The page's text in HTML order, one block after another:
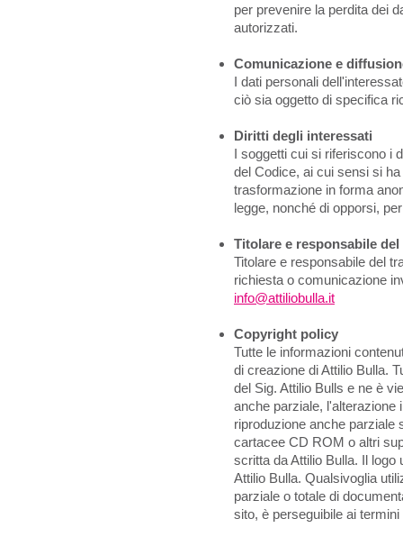
per prevenire la perdita dei
autorizzati.
Comunicazione e
I dati personali
ciò sia oggetto di specifica
Diritti degli interessati
I soggetti cui si riferiscono i
del Codice, ai cui sensi si
trasformazione in forma
legge, nonché di opporsi,
Titolare e responsabile
Titolare e responsabile del
richiesta o comunicazione
info@attiliobulla.it
Copyright policy
Tutte le informazioni
di creazione di Attilio Bulla.
del Sig. Attilio Bulls e ne è
anche parziale, l'alterazione
riproduzione anche parziale
cartacee CD ROM o altri
scritta da Attilio Bulla. Il
Attilio Bulla. Qualsivoglia
parziale o totale di
sito, è perseguibile ai termini